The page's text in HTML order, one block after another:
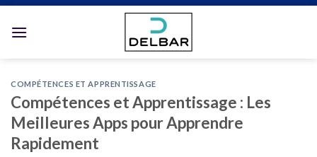
COMPÉTENCES ET APPRENTISSAGE
Compétences et Apprentissage : Les
Meilleures Apps pour Apprendre
Rapidement